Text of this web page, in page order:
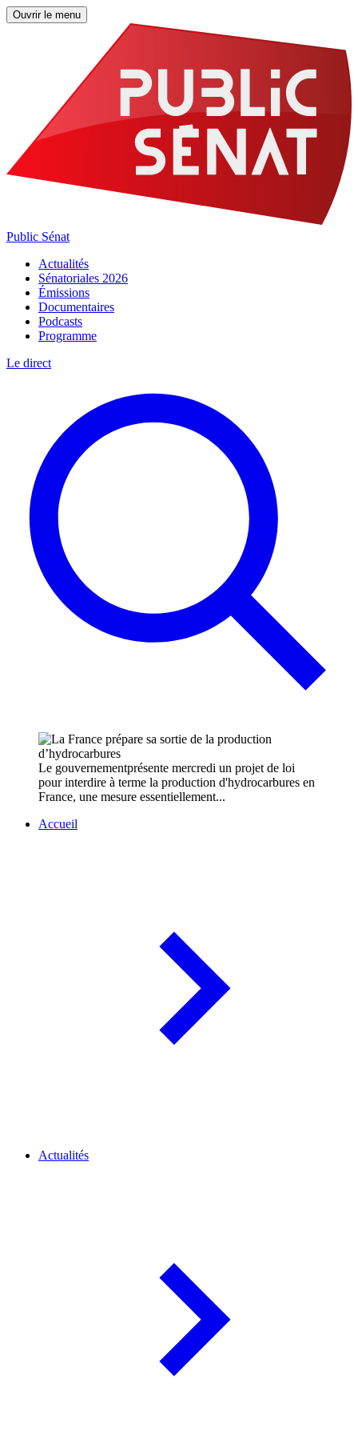
Ouvrir le menu
Public Sénat
Actualités
Sénatoriales 2026
Émissions
Documentaires
Podcasts
Programme
Le direct
Le gouvernementprésente mercredi un projet de loi
pour interdire à terme la production d'hydrocarbures en
France, une mesure essentiellement...
Accueil
Actualités